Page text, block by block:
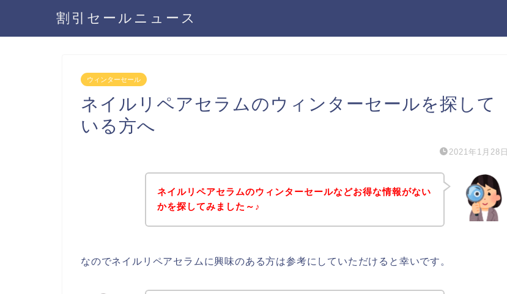
割引セールニュース
ウィンターセール
ネイルリペアセラムのウィンターセールを探して
いる方へ
2021年1月28日
ネイルリペアセラムのウィンターセールなどお得な情報がない
かを探してみました～♪
なのでネイルリペアセラムに興味のある方は参考にしていただけると幸いです。